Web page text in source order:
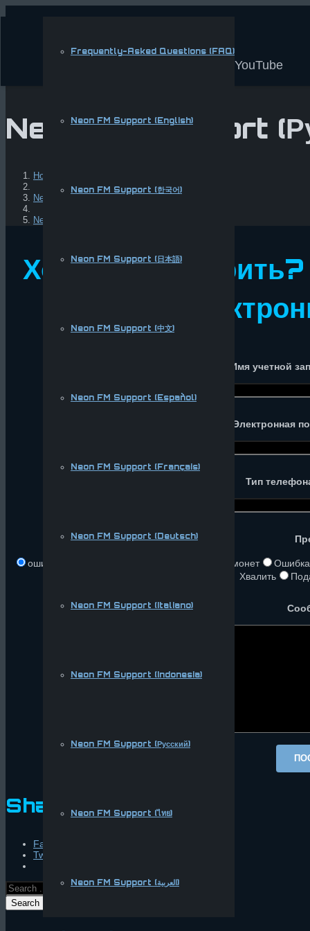
Frequently-Asked Questions (FAQ)
Neon FM Support (English)
Neon FM Support (한국어)
Neon FM Support (日本語)
Neon FM Support (中文)
Neon FM Support (Español)
Neon FM Support (Français)
Neon FM Support (Deutsch)
Neon FM Support (Italiano)
Neon FM Support (Indonesia)
Neon FM Support (Русский)
Neon FM Support (ไทย)
Neon FM Support (العربية)
YouTube
Neon FM Support
Home
Neon FM Support (English)
Neon FM Support (Русский)
Хотите
Имя учетной
Электронная
Тип
ошибка игры ошибка монет
Хвалить
Share this:
Facebook
Twitter
Search